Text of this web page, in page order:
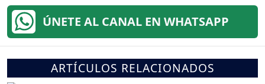
ÚNETE AL CANAL EN WHATSAPP
ARTÍCULOS RELACIONADOS